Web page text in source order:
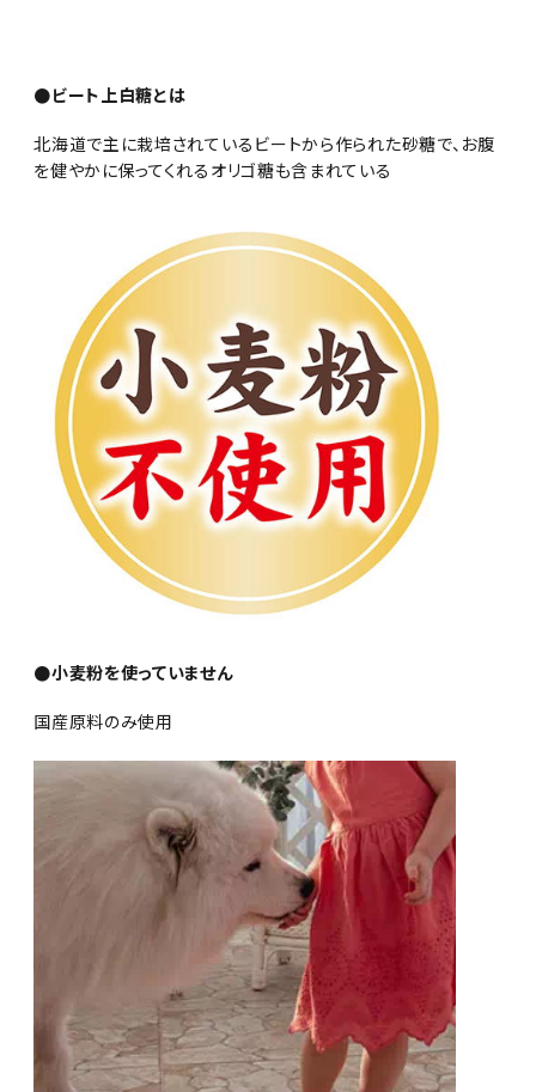
●ビート上白糖とは
北海道で主に栽培されているビートから作られた砂糖で、お腹
を健やかに保ってくれるオリゴ糖も含まれている
●小麦粉を使っていません
国産原料のみ使用